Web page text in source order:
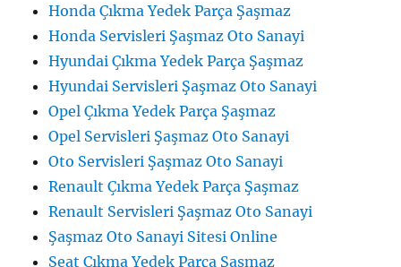
Honda Çıkma Yedek Parça Şaşmaz
Honda Servisleri Şaşmaz Oto Sanayi
Hyundai Çıkma Yedek Parça Şaşmaz
Hyundai Servisleri Şaşmaz Oto Sanayi
Opel Çıkma Yedek Parça Şaşmaz
Opel Servisleri Şaşmaz Oto Sanayi
Oto Servisleri Şaşmaz Oto Sanayi
Renault Çıkma Yedek Parça Şaşmaz
Renault Servisleri Şaşmaz Oto Sanayi
Şaşmaz Oto Sanayi Sitesi Online
Seat Çıkma Yedek Parça Şaşmaz